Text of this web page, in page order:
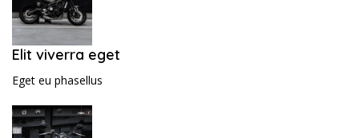
Elit viverra eget
Eget eu phasellus